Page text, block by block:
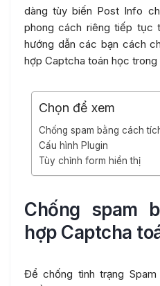
dàng tùy biến Post Info
phong cách riêng tiếp tục
hướng dẫn các bạn cách
hợp Captcha toán học trong
Chọn để xem
Chống spam bằng cách
Cấu hình Plugin
Tùy chỉnh form hiển thị
Chống spam
hợp Captcha
Để chống tình trạng